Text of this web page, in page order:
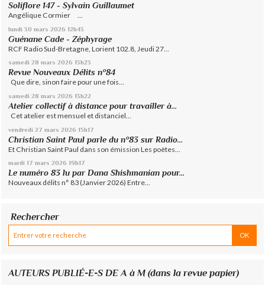
Soliflore 147 - Sylvain Guillaumet
Angélique Cormier ...
lundi 30 mars 2026 12h43
Guénane Cade - Zéphyrage
RCF Radio Sud-Bretagne, Lorient 102.8, Jeudi 27...
samedi 28 mars 2026 13h23
Revue Nouveaux Délits n°84
Que dire, sinon faire pour une fois...
samedi 28 mars 2026 13h22
Atelier collectif à distance pour travailler à...
Cet atelier est mensuel et distanciel...
vendredi 27 mars 2026 15h17
Christian Saint Paul parle du n°83 sur Radio...
Et Christian Saint Paul dans son émission Les poètes...
mardi 17 mars 2026 19h17
Le numéro 83 lu par Dana Shishmanian pour...
Nouveaux délits n° 83 (Janvier 2026) Entre...
Rechercher
AUTEURS PUBLIÉ-E-S DE A à M (dans la revue papier)